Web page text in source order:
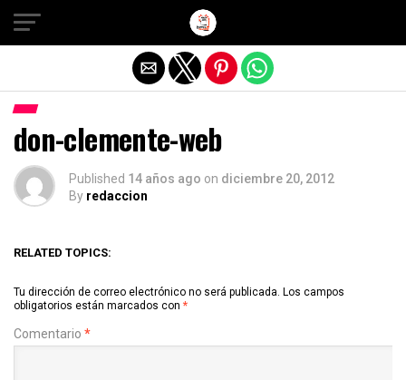
don-clemente-web
Published 14 años ago on diciembre 20, 2012
By redaccion
RELATED TOPICS:
Tu dirección de correo electrónico no será publicada. Los campos
obligatorios están marcados con *
Comentario *
Salir de la versión móvil